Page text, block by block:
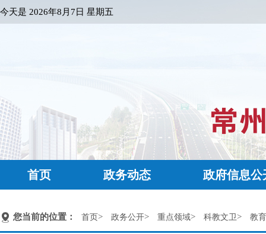
今天是 2026年8月7日 星期五
首页 政务动态 政府信息公
您当前的位置： 首页> 政务公开> 重点领域> 科教文卫> 教